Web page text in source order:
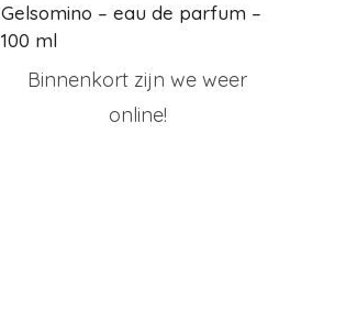
Gelsomino – eau de parfum –
100 ml
Binnenkort zijn we weer
online!